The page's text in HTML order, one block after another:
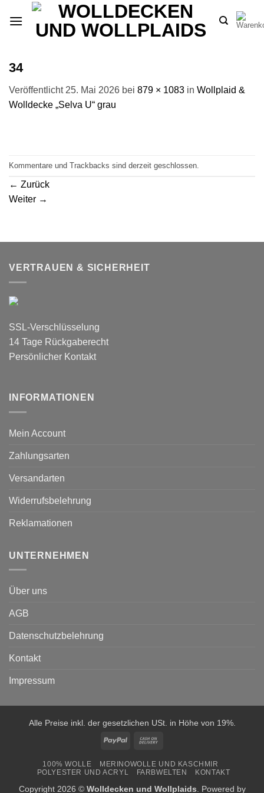
Inhalt
34
Veröffentlicht 25. Mai 2026 bei 879 × 1083 in Wollplaid &
Wolldecke „Selva U“ grau
Kommentare und Trackbacks sind derzeit geschlossen.
← Zurück
Weiter →
VERTRAUEN & SICHERHEIT
SSL-Verschlüsselung
14 Tage Rückgaberecht
Persönlicher Kontakt
INFORMATIONEN
Mein Account
Zahlungsarten
Versandarten
Widerrufsbelehrung
Reklamationen
UNTERNEHMEN
Über uns
AGB
Datenschutzbelehrung
Kontakt
Impressum
Alle Preise inkl. der gesetzlichen USt. in Höhe von 19%.
PayPal
Delivery
100% WOLLE
MERINOWOLLE UND KASCHMIR
POLYESTER UND ACRYL
FARBWELTEN KONTAKT
Copyright 2026 © Wolldecken und Wollplaids. Powered by